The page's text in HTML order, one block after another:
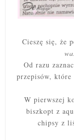
Cieszę się, że
Od razu
przepisów,
W pierwszej
biszkopt z
chipsy z